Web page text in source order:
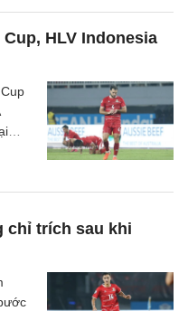
HLV Indonesia
chỉ trích sau khi